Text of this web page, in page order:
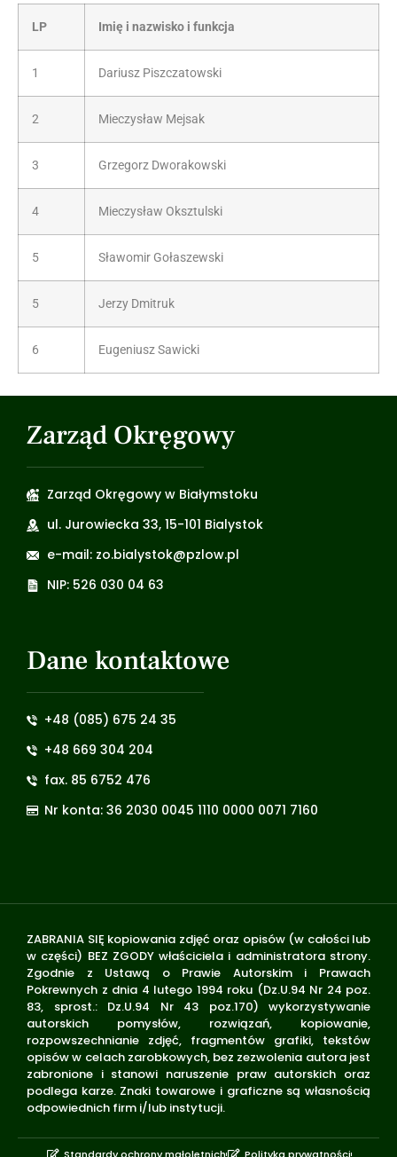
LP Imię i nazwisko i funkcja
1 Dariusz Piszczatowski
2 Mieczysław Mejsak
3 Grzegorz Dworakowski
4 Mieczysław Oksztulski
5 Sławomir Gołaszewski
5 Jerzy Dmitruk
6 Eugeniusz Sawicki
Zarząd Okręgowy
Zarząd Okręgowy w Białymstoku
ul. Jurowiecka 33, 15-101 Bialystok
e-mail: zo.bialystok@pzlow.pl
NIP: 526 030 04 63
Dane kontaktowe
+48 (085) 675 24 35
+48 669 304 204
fax. 85 6752 476
Nr konta: 36 2030 0045 1110 0000 0071 7160
ZABRANIA SIĘ kopiowania zdjęć oraz opisów (w całości lub
w części) BEZ ZGODY właściciela i administratora strony.
Zgodnie z Ustawą o Prawie Autorskim i Prawach
Pokrewnych z dnia 4 lutego 1994 roku (Dz.U.94 Nr 24 poz.
83, sprost.: Dz.U.94 Nr 43 poz.170) wykorzystywanie
autorskich pomysłów, rozwiązań, kopiowanie,
rozpowszechnianie zdjęć, fragmentów grafiki, tekstów
opisów w celach zarobkowych, bez zezwolenia autora jest
zabronione i stanowi naruszenie praw autorskich oraz
podlega karze. Znaki towarowe i graficzne są własnością
odpowiednich firm i/lub instytucji.